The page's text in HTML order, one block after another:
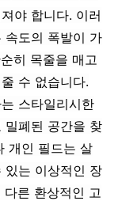
야 합니다. 이러
속도의 폭발이 가
히 목줄을 매고
수 없습니다.
스타일리시한
밀폐된 공간을 찾
개인 필드는 살
있는 이상적인 장
른 환상적인 고